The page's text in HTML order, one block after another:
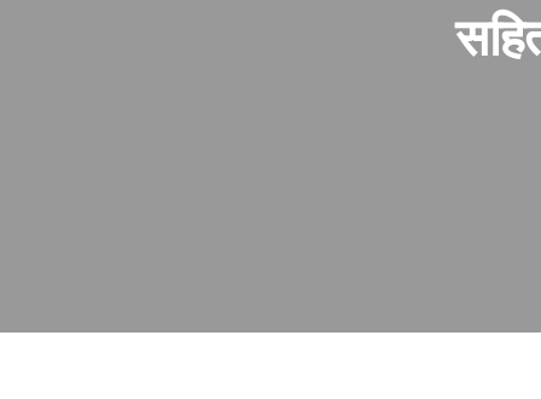
गोरखपुर में बार काउंसिल का